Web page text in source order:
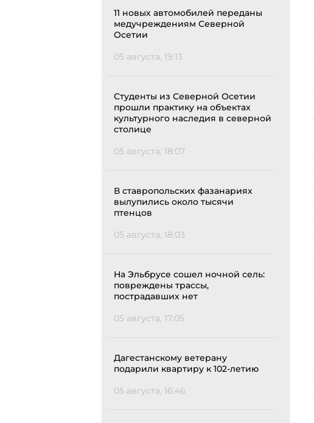
11 новых автомобилей переданы
медучреждениям Северной
Осетии
05 августа, 19:13
Студенты из Северной Осетии
прошли практику на объектах
культурного наследия в северной
столице
05 августа, 18:07
В ставропольских фазанариях
вылупились около тысячи
птенцов
05 августа, 18:03
На Эльбрусе сошел ночной сель:
повреждены трассы,
пострадавших нет
05 августа, 17:05
Дагестанскому ветерану
подарили квартиру к 102-летию
05 августа, 16:46